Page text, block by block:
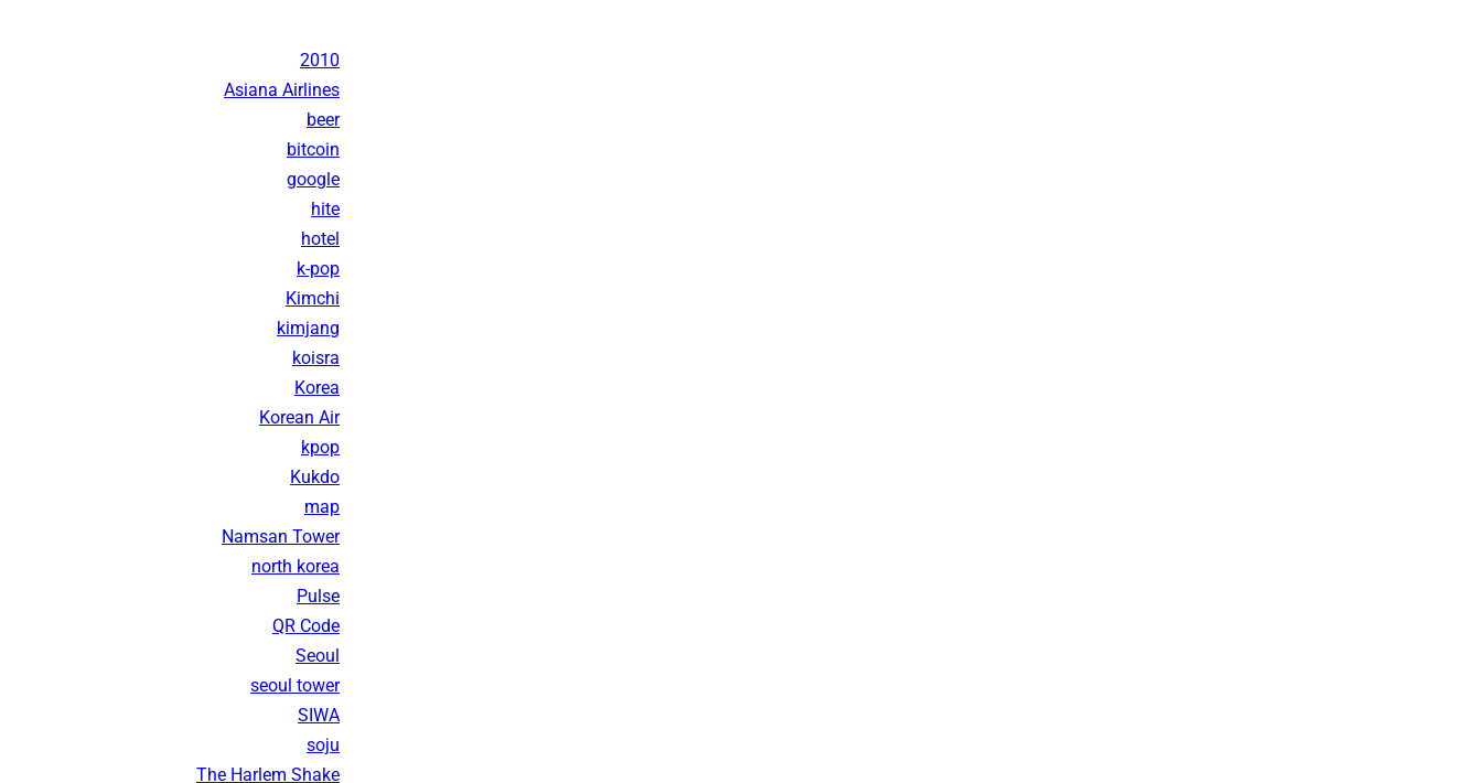
2010
Asiana Airlines
beer
bitcoin
google
hite
hotel
k-pop
Kimchi
kimjang
koisra
Korea
Korean Air
kpop
Kukdo
map
Namsan Tower
north korea
Pulse
QR Code
Seoul
seoul tower
SIWA
soju
The Harlem Shake